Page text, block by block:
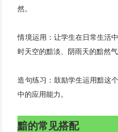
然。
情境运用：让学生在日常生活
时天空的黯淡、阴雨天的黯然
造句练习：鼓励学生运用黯这
中的应用能力。
黯的常见搭配